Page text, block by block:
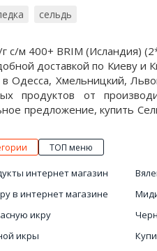
сельдь
с/м 400+ BRIM (Исландия)
доставкой по Киеву и
в Одесса, Хмельницкий,
продуктов от
предложение, купить
ТОП меню
интернет магазин
в интернет магазине
икру
икры